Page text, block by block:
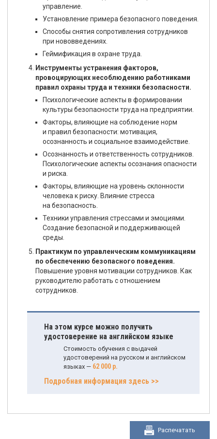
управление.
Установление примера безопасного поведения.
Способы снятия сопротивления сотрудников
при нововведениях.
Геймификация в охране труда.
Инструменты устранения факторов,
провоцирующих несоблюдению работниками
правил охраны труда и техники безопасности.
Психологические аспекты в формировании
культуры безопасности труда на предприятии.
Факторы, влияющие на соблюдение норм
и правил безопасности: мотивация,
осознанность и социальное взаимодействие.
Осознанность и ответственность сотрудников.
Психологические аспекты осознания опасности
и риска.
Факторы, влияющие на уровень склонности
человека к риску. Влияние стресса
на безопасность.
Техники управления стрессами и эмоциями.
Создание безопасной и поддерживающей
среды.
Практикум по управленческим коммуникациям
по обеспечению безопасного поведения.
Повышение уровня мотивации сотрудников. Как
руководителю работать с отношением
сотрудников.
На этом курсе можно получить
удостоверение на английском языке
Стоимость обучения с выдачей
удостоверений на русском и английском
языках — 62 000 р.
Подробная информация здесь >>
Распечатать